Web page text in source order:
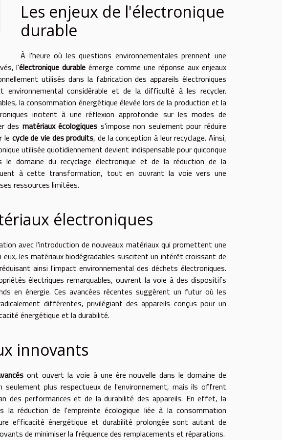
Les enjeux de l'électronique
durable
À l'heure où les questions environnementales prennent une
l'électronique durable émerge comme une réponse aux enjeaux
utilisés dans la fabrication des appareils électroniques
considérable et de la difficulté à les recycler.
la consommation énergétique élevée lors de la production et la
incitent à une réflexion approfondie sur les modes de
des matériaux écologiques s'impose non seulement pour réduire
le cycle de vie des produits, de la conception à leur recyclage. Ainsi,
utilisée quotidiennement devient indispensable pour quiconque
domaine du recyclage électronique et de la réduction de la
à cette transformation, tout en ouvrant la voie vers une
ressources limitées.
électroniques
avec l'introduction de nouveaux matériaux qui promettent une
les matériaux biodégradables suscitent un intérêt croissant de
ainsi l'impact environnemental des déchets électroniques.
électriques remarquables, ouvrent la voie à des dispositifs
en énergie. Ces avancées récentes suggèrent un futur où les
différentes, privilégiant des appareils conçus pour un
énergétique et la durabilité.
innovants
ont ouvert la voie à une ère nouvelle dans le domaine de
seulement plus respectueux de l'environnement, mais ils offrent
des performances et de la durabilité des appareils. En effet, la
réduction de l'empreinte écologique liée à la consommation
efficacité énergétique et durabilité prolongée sont autant de
de minimiser la fréquence des remplacements et réparations.